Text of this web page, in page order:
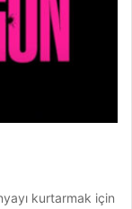
kurtarmak için